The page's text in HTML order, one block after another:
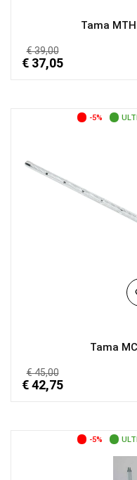
Tama
€ 39,00
€ 37,05
-5%
Tama
€ 45,00
€ 42,75
-5%